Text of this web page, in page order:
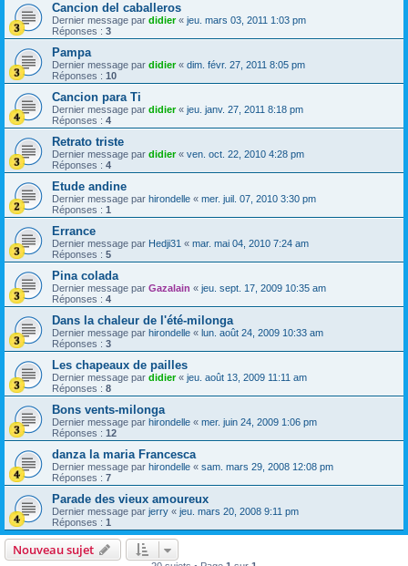
Cancion del caballeros
Dernier message par didier« jeu. mars 03, 2011 1:03 pm
Réponses : 3
Pampa
Dernier message par didier« dim. févr. 27, 2011 8:05 pm
Réponses : 10
Cancion para Ti
Dernier message par didier« jeu. janv. 27, 2011 8:18 pm
Réponses : 4
Retrato triste
Dernier message par didier« ven. oct. 22, 2010 4:28 pm
Réponses : 4
Etude andine
Dernier message par hirondelle « mer. juil. 07, 2010 3:30 pm
Réponses : 1
Errance
Dernier message par Hedji31 « mar. mai 04, 2010 7:24 am
Réponses : 5
Pina colada
Dernier message par Gazalain « jeu. sept. 17, 2009 10:35 am
Réponses : 4
Dans la chaleur de l'été-milonga
Dernier message par hirondelle « lun. août 24, 2009 10:33 am
Réponses : 3
Les chapeaux de pailles
Dernier message par didier« jeu. août 13, 2009 11:11 am
Réponses : 8
Bons vents-milonga
Dernier message par hirondelle « mer. juin 24, 2009 1:06 pm
Réponses : 12
danza la maria Francesca
Dernier message par hirondelle « sam. mars 29, 2008 12:08 pm
Réponses : 7
Parade des vieux amoureux
Dernier message par jerry « jeu. mars 20, 2008 9:11 pm
Réponses : 1
Nouveau sujet